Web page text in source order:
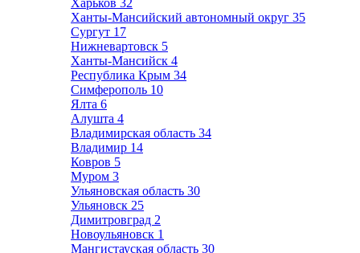
Харьков 32
Ханты-Мансийский автономный округ 35
Сургут 17
Нижневартовск 5
Ханты-Мансийск 4
Республика Крым 34
Симферополь 10
Ялта 6
Алушта 4
Владимирская область 34
Владимир 14
Ковров 5
Муром 3
Ульяновская область 30
Ульяновск 25
Димитровград 2
Новоульяновск 1
Мангистауская область 30